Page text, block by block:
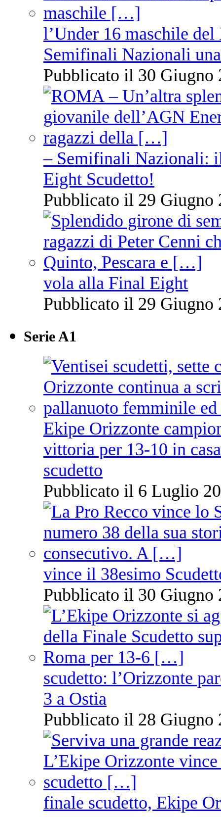
l’Under 16 maschile
Semifinali Nazionali
Pubblicato il 30 Giugno
– Semifinali Nazionali:
Eight Scudetto!
Pubblicato il 29 Giugno
vola alla Final Eight
Pubblicato il 29 Giugno
Serie A1
Ekipe Orizzonte
vittoria per 13-10 in
scudetto
Pubblicato il 6 Luglio
vince il 38esimo
Pubblicato il 30 Giugno
scudetto: l’Orizzonte
3 a Ostia
Pubblicato il 28 Giugno
finale scudetto, Ekipe